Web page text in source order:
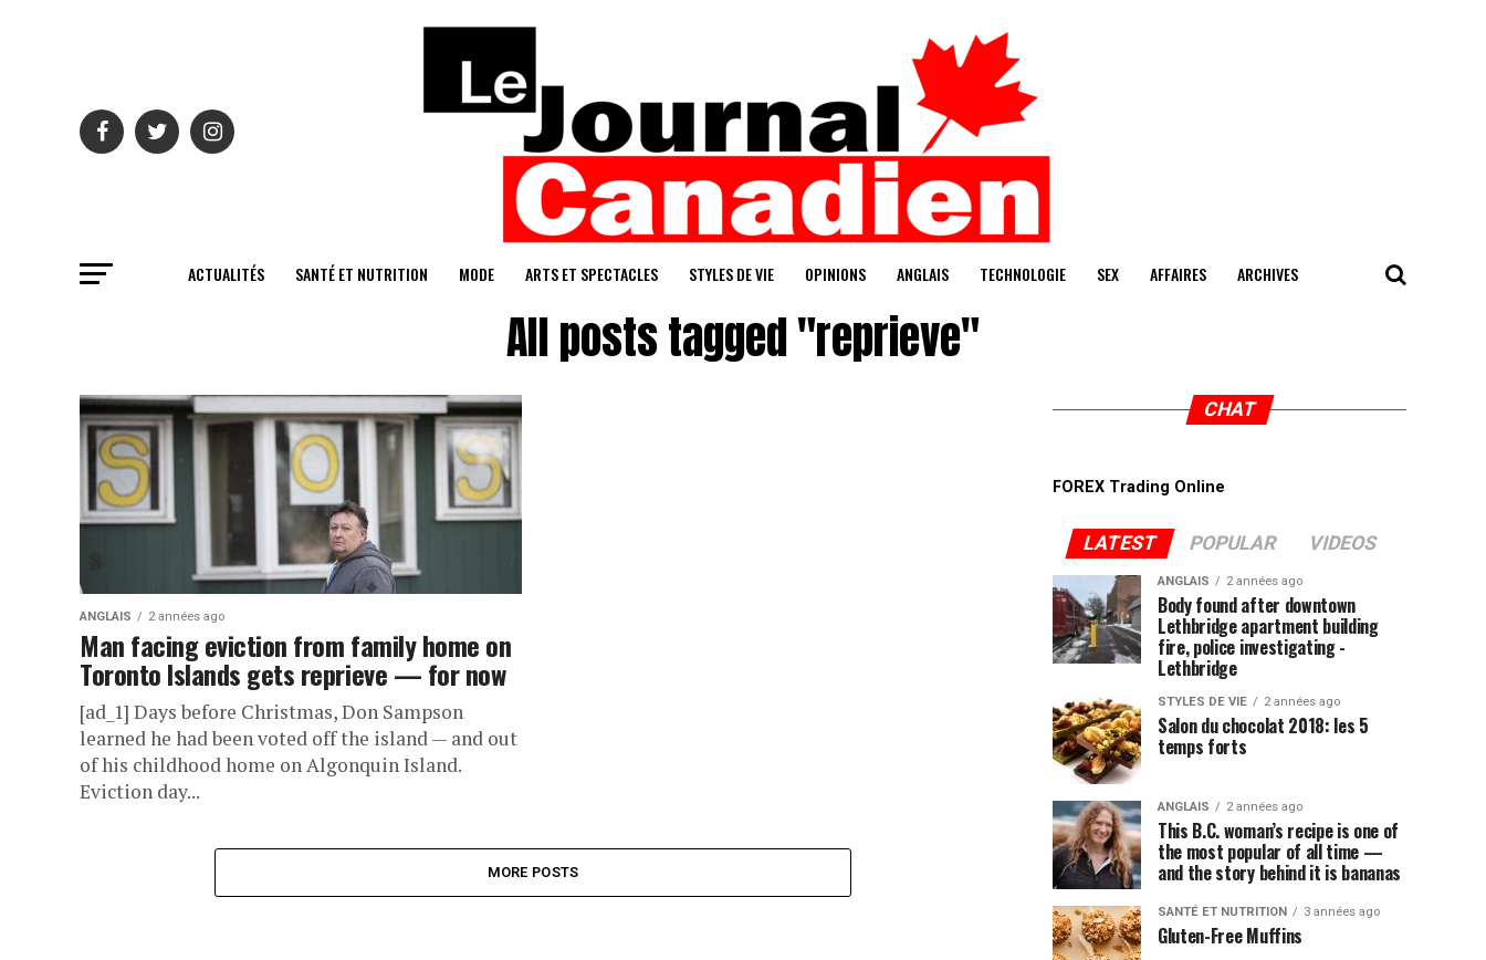
ACTUALITÉS SANTÉ ET NUTRITION MODE ARTS ET SPECTACLES STYLES DE VIE OPINIONS ANGLAIS TECHNOLOGIE SEX AFFAIRES ARCHIVES
All posts tagged "reprieve"
ANGLAIS 2 années ago
Man facing eviction from family home on
Toronto Islands gets reprieve — for now
[ad_1] Days before Christmas, Don Sampson
learned he had been voted off the island — and out
of his childhood home on Algonquin Island.
Eviction day...
MORE POSTS
CHAT
FOREX Trading Online
LATEST POPULAR VIDEOS
ANGLAIS 2 années ago
Body found after downtown
Lethbridge apartment building
fire, police investigating -
Lethbridge
STYLES DE VIE 2 années ago
Salon du chocolat 2018: les 5
temps forts
ANGLAIS 2 années ago
This B.C. woman’s recipe is one of
the most popular of all time —
and the story behind it is bananas
SANTÉ ET NUTRITION 3 années ago
Gluten-Free Muffins